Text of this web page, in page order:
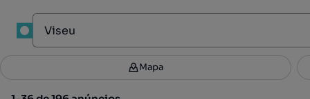
Filtros 3
Mapa